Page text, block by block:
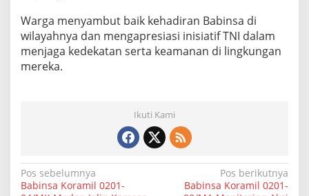
Warga menyambut baik kehadiran Babinsa di
wilayahnya dan mengapresiasi inisiatif TNI dalam
menjaga kedekatan serta keamanan di lingkungan
mereka.
Ikuti Kami
N
Pos sebelumnya
Babinsa Koramil 0201-
Pos berikutnya
Babinsa Koramil 0201-